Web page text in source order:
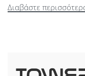
Διαβάστε